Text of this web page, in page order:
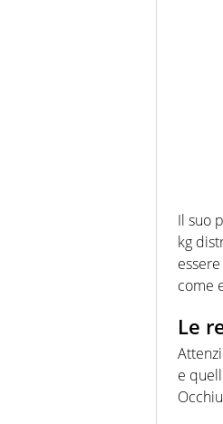
Il suo
kg
come
Le
e